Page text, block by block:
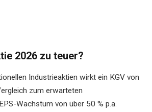
2026 zu teuer?
Industrieaktien wirkt ein KGV von
zum erwarteten
Wachstum von über 50 % p.a.